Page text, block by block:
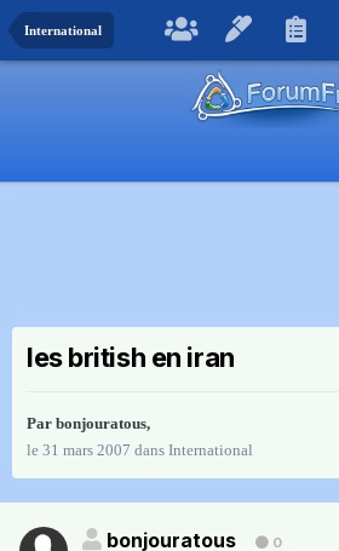
International
les british en iran
Par bonjouratous,
le 31 mars 2007 dans International
bonjouratous
0